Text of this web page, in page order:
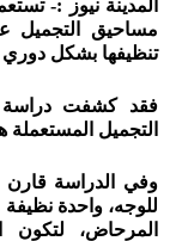
المدينة نيوز :-
مساحيق التجميل
تنظيفها بشكل
فقد كشفت دراسة
التجميل
وفي الدراسة
للوجه، واحدة
المرحاض،